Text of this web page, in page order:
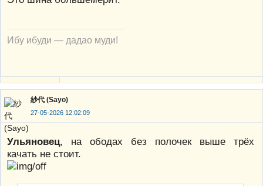
Ибу ибуди — дадао муди!
紗代 (Sayo)
27-05-2026 12:02:09
Ульяновец, на ободах без полочек выше трёх
качать не стоит.